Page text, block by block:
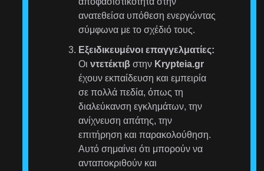
ανατεθείσα υπόθεση ενεργώντας
σύμφωνα με το σχέδιό τους.
Εξειδικευμένοι επαγγελματίες:
Οιντετέκτιβ στην Krypteia.gr
έχουν εκπαίδευση και εμπειρία
σε πολλά πεδία, όπως τη
διαλεύκανση εγκλημάτων, την
ανίχνευση απάτης, την
επιτήρηση και παρακολούθηση.
Αυτό σημαίνει ότι μπορούν να
ανταποκριθούν και